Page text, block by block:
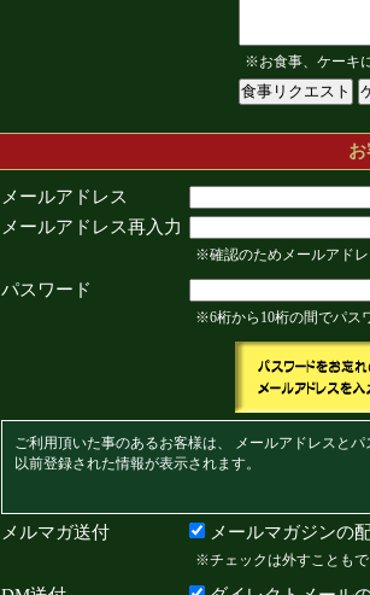
※お食事、ケーキ
メールアドレス
メールアドレス再入力
※確認のためメールアド
パスワード
※6桁から10桁の間でパス
ご利用頂いた事のあるお客様は、 メールアドレスと
以前登録された情報が表示されます。
メルマガ送付 メールマガジンの
※チェックは外すことも